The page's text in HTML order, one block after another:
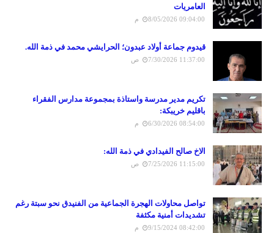
العامريات
8/05/2026 09:04:00 م
قيدوم جماعة أولاد عبدون؛ الحرايشي محمد في ذمة الله.
7/30/2026 11:37:00 ص
تكريم مدير مدرسة واستاذة بمجموعة مدارس الفقراء
باقليم خريبكة:
6/30/2026 08:54:00 م
الاخ صالح الفيدادي في ذمة الله:
7/25/2026 11:15:00 ص
تواصل محاولات الهجرة الجماعية من الفنيدق نحو سبتة رغم
تشديدات أمنية مكثفة
9/15/2024 08:42:00 م